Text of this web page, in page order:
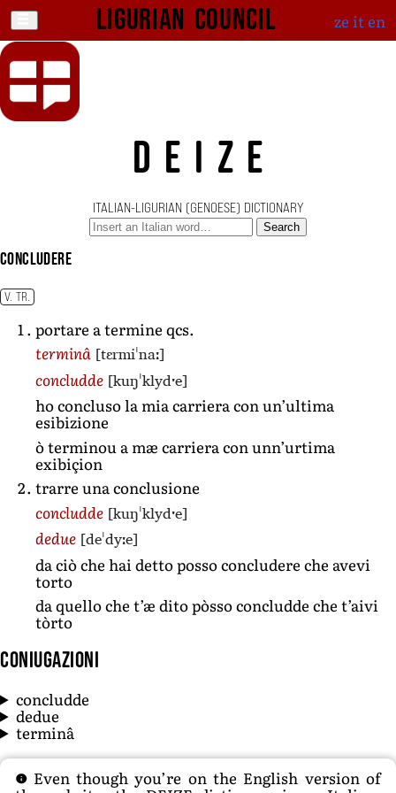
Ligurian Council ze iten
DEIZE
ITALIAN-LIGURIAN (GENOESE) DICTIONARY
Search
concludere
V. TR.
portare a termine qcs.
terminâ [tɛrmiˈnaː]
concludde [kuŋˈklydˑe]
ho concluso la mia carriera con un’ultima
esibizione
ò terminou a mæ carriera con unn’urtima
exibiçion
trarre una conclusione
concludde [kuŋˈklydˑe]
dedue [deˈdyːe]
da ciò che hai detto posso concludere che avevi
torto
da quello che t’æ dito pòsso concludde che t’aivi
tòrto
Coniugazioni
concludde
dedue
terminâ
Even though you’re on the English version of